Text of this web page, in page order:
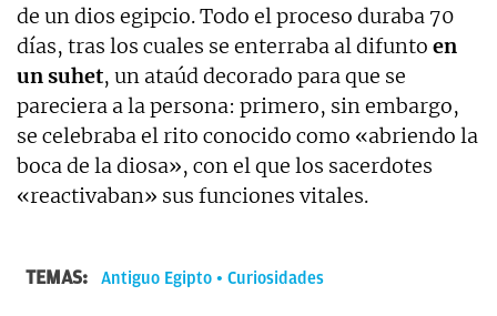
de un dios egipcio. Todo el proceso duraba 70
días, tras los cuales se enterraba al difunto en
un suhet, un ataúd decorado para que se
pareciera a la persona: primero, sin embargo,
se celebraba el rito conocido como «abriendo la
boca de la diosa», con el que los sacerdotes
«reactivaban» sus funciones vitales.
TEMAS: Antiguo Egipto Curiosidades